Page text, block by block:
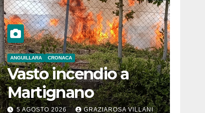
ANGUILLARA CRONACA
Vasto incendio a
Martignano
5 AGOSTO 2026 GRAZIAROSA VILLANI